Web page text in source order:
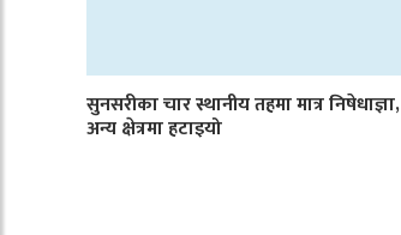
सुनसरीका चार स्थानीय तहमा मात्र निषेधाज्ञा,
अन्य क्षेत्रमा हटाइयो